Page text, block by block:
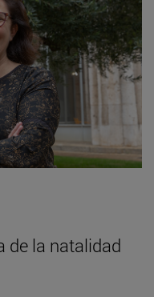
de la natalidad